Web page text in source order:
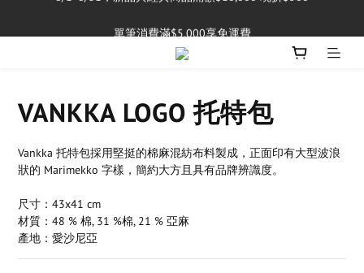
VANKKA LOGO 托特包
Vankka 托特包採用堅挺的棉麻混紡布料製成，正面印有大型波浪
狀的 Marimekko 字樣，簡約大方且具有品牌辨識度。
尺寸：43x41 cm
材質：48 % 棉, 31 %棉, 21 % 亞麻
產地：愛沙尼亞